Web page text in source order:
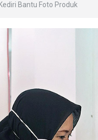
Bantu Foto Produk